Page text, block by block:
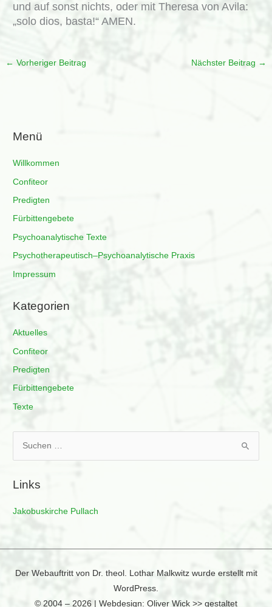
Menü
Willkommen
Confiteor
Predigten
Fürbittengebete
Psychoanalytische Texte
Psychotherapeutisch–Psychoanalytische Praxis
Impressum
Kategorien
Aktuelles
Confiteor
Predigten
Fürbittengebete
Texte
h
c
Links
Jakobuskirche Pullach
und auf sonst nichts, oder mit Theresa von Avila:
„solo dios, basta!“ AMEN.
← Vorheriger Beitrag Nächster Beitrag →
Der Webauftritt von Dr. theol. Lothar Malkwitz wurde erstellt mit
WordPress.
© 2004 – 2026 | Webdesign: Oliver Wick >> gestaltet